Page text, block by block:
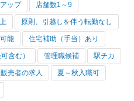
ップ 店舗数1～9
原則、引越しを伴う転勤なし
能 住宅補助（手当）あり
含む） 管理職候補 駅チカ
売者の求人 夏～秋入職可